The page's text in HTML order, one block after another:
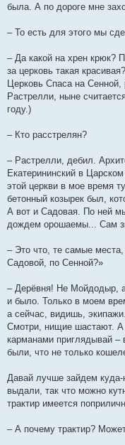
была. А по дороге мне
– То есть для этого мы
– Да какой на хрен крюк?
за церковь такая
Церковь Спаса на Сенной,
Растрелли, ныне
году.)
– Кто расстрелян?
– Растрелли, дебил.
Екатерининский в
этой церкви в мое время
бетонный козырек был,
А вот и Садовая. По ней
дождем орошаемы... Сам
– Это что, те самые
Садовой, по Сенной?»
– Дерёвня! Не Мойдодыр,
и было. Только в моем
а сейчас, видишь,
Смотри, нищие шастают. А
карманами приглядывай –
были, что не только
Давай лучше зайдем
выдали, так что можно
трактир имеется
– А почему трактир?